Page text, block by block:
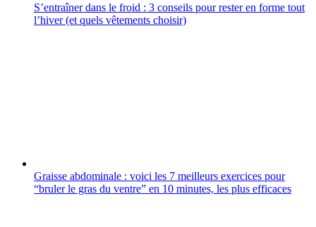
S’entraîner dans le froid : 3 conseils pour rester en forme tout
l’hiver (et quels vêtements choisir)
Graisse abdominale : voici les 7 meilleurs exercices pour
“bruler le gras du ventre” en 10 minutes, les plus efficaces